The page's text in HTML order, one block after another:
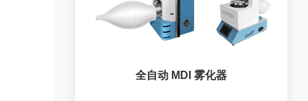
全自动NGI微孔测量仪
全自动 MDI 雾化器